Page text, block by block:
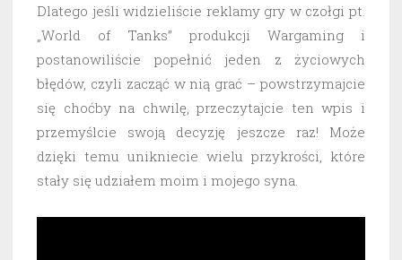
Dlatego jeśli widzieliście reklamy gry w czołgi pt.
„World of Tanks” produkcji Wargaming i
postanowiliście popełnić jeden z życiowych
błędów, czyli zacząć w nią grać – powstrzymajcie
się choćby na chwilę, przeczytajcie ten wpis i
przemyślcie swoją decyzję jeszcze raz! Może
dzięki temu unikniecie wielu przykrości, które
stały się udziałem moim i mojego syna.